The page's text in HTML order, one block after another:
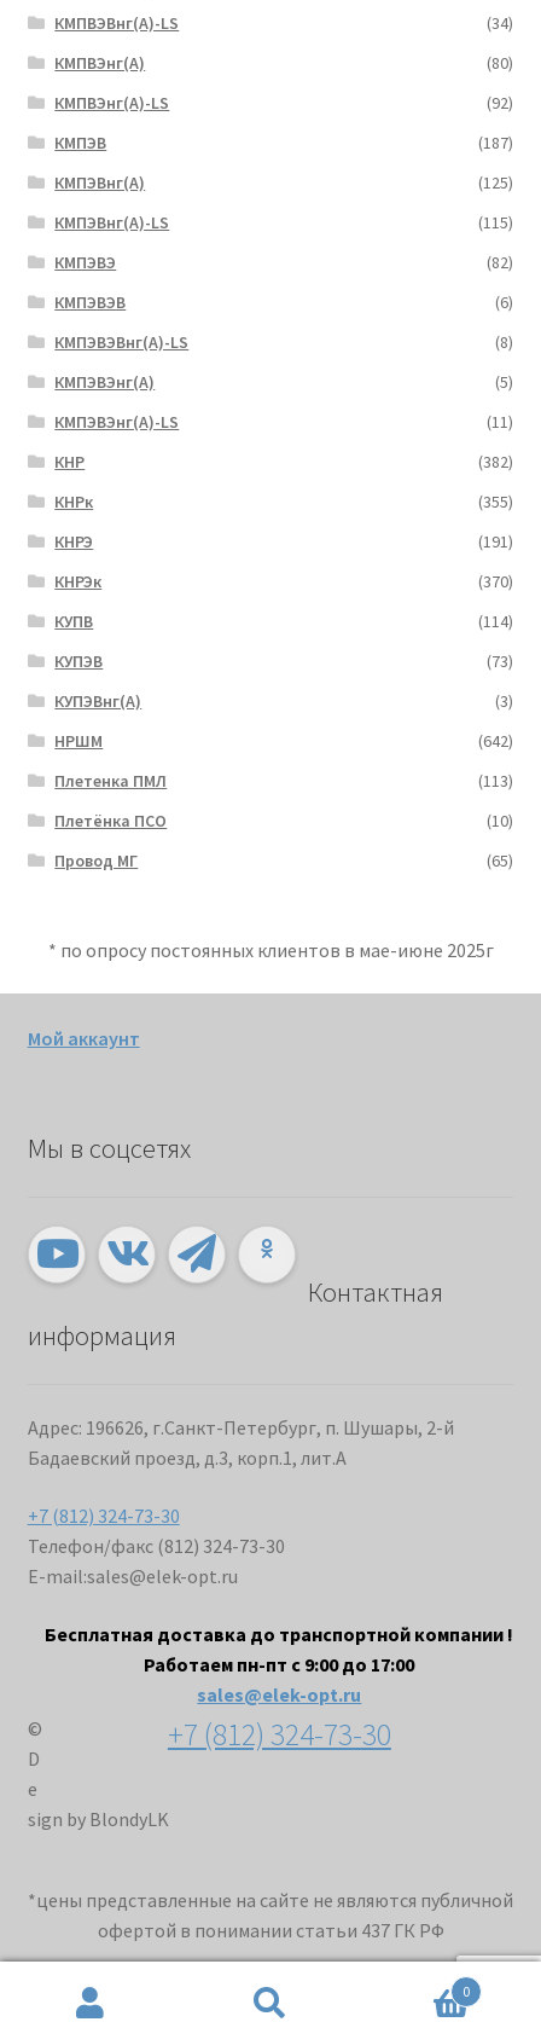
КМПВЭВнг(А)-LS
(34)
КМПВЭнг(А)
(80)
КМПВЭнг(А)-LS
(92)
КМПЭВ
(187)
КМПЭВнг(А)
(125)
КМПЭВнг(А)-LS
(115)
КМПЭВЭ
(82)
КМПЭВЭВ
(6)
КМПЭВЭВнг(А)-LS
(8)
КМПЭВЭнг(А)
(5)
КМПЭВЭнг(А)-LS
(11)
КНР
(382)
КНРк
(355)
КНРЭ
(191)
КНРЭк
(370)
КУПВ
(114)
КУПЭВ
(73)
КУПЭВнг(А)
(3)
НРШМ
(642)
Плетенка ПМЛ
(113)
Плетёнка ПСО
(10)
Провод МГ
(65)
* по опросу постоянных клиентов в мае-июне 2025г
Мой аккаунт
Мы в соцсетях
Контактная
информация
Адрес: 196626, г.Санкт-Петербург, п. Шушары, 2-й
Бадаевский проезд, д.3, корп.1, лит.А
+7 (812) 324-73-30
Телефон/факс (812) 324-73-30
E-mail:sales@elek-opt.ru
Бесплатная доставка до транспортной компании !
Работаем пн-пт с 9:00 до 17:00
sales@elek-opt.ru
+7 (812) 324-73-30
©
D
e
sign by BlondyLK
0
*цены представленные на сайте не являются публичной
офертой в понимании статьи 437 ГК РФ